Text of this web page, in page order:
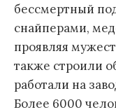
бессмертный
снайперами,
проявляя
также строили
работали на
Более 6000